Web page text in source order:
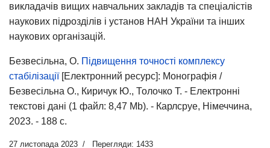
викладачів вищих навчальних закладів та спеціалістів
наукових підрозділів і установ НАН України та інших
наукових організацій.
Безвесільна, О. Підвищення точності комплексу
стабілізації[Електронний ресурс]: Монографія /
Безвесільна О., Киричук Ю., Толочко Т. - Електронні
текстові дані (1 файл: 8,47 Мb). - Карлсруе, Німеччина,
2023. - 188 с.
27 листопада 2023 Перегляди: 1433